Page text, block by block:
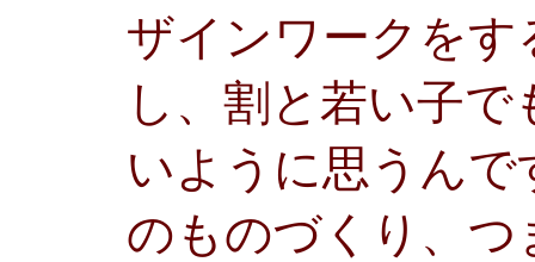
ザインワークを
し、割と若い子
いように思うん
のものづくり、